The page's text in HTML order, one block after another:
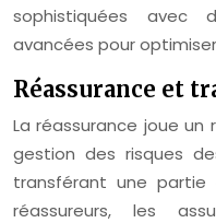
sophistiquées avec
avancées pour
Réassurance et
La réassurance joue
gestion des risques
transférant une
réassureurs, les